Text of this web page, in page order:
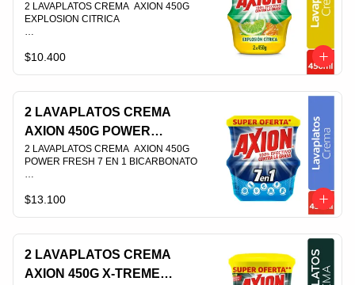
CITRICA
2 LAVAPLATOS CREMA  AXION 450G
EXPLOSION CITRICA
$10.400
2 LAVAPLATOS CREMA
AXION 450G POWER
FRESH 7 EN 1
BICARBONATO
2 LAVAPLATOS CREMA  AXION 450G
POWER FRESH 7 EN 1 BICARBONATO
$13.100
2 LAVAPLATOS CREMA
AXION 450G X-TREME